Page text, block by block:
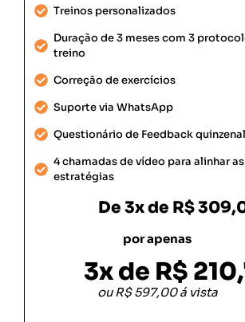
Treinos personalizados
Duração de 3 meses com 3
treino
Correção de exercícios
Suporte via WhatsApp
Questionário de Feedback quinzenal
4 chamadas de vídeo para alinhar as
estratégias
De 3x de R$
por apenas
3x de R$
ou R$ 597,00 á vista